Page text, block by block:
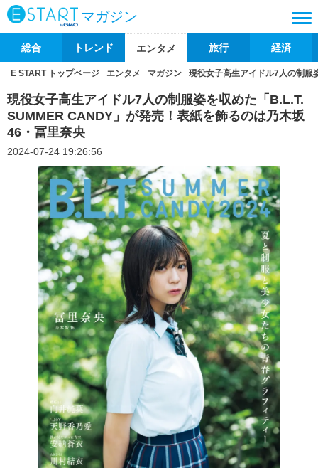
マガジン
総合 トレンド エンタメ 旅行 経済
E START トップページ エンタメ マガジン 現役女子高生アイドル7人の制服
現役女子高生アイドル7人の制服姿を収めた「B.L.T.
SUMMER CANDY」が発売！表紙を飾るのは乃木坂
46・冨里奈央
2024-07-24 19:26:56